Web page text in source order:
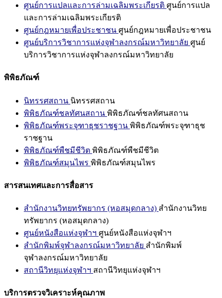
ศูนย์การแปลและการล่ามเฉลิมพระเกียรติ ศูนย์การแปล
และการล่ามเฉลิมพระเกียรติ
ศูนย์กฎหมายเพื่อประชาชน ศูนย์กฎหมายเพื่อประชาชน
ศูนย์บริการวิชาการแห่งจุฬาลงกรณ์มหาวิทยาลัย ศูนย์
บริการวิชาการแห่งจุฬาลงกรณ์มหาวิทยาลัย
พิพิธภัณฑ์
นิทรรศสถาน นิทรรศสถาน
พิพิธภัณฑ์ชลทัศนสถาน พิพิธภัณฑ์ชลทัศนสถาน
พิพิธภัณฑ์พระจุฑาธุชราชฐาน พิพิธภัณฑ์พระจุฑาธุช
ราชฐาน
พิพิธภัณฑ์พืชมีชีวิต พิพิธภัณฑ์พืชมีชีวิต
พิพิธภัณฑ์สมุนไพร พิพิธภัณฑ์สมุนไพร
สารสนเทศและการสื่อสาร
สำนักงานวิทยทรัพยากร (หอสมุดกลาง) สำนักงานวิทย
ทรัพยากร (หอสมุดกลาง)
ศูนย์หนังสือแห่งจุฬาฯ ศูนย์หนังสือแห่งจุฬาฯ
สำนักพิมพ์จุฬาลงกรณ์มหาวิทยาลัย สำนักพิมพ์
จุฬาลงกรณ์มหาวิทยาลัย
สถานีวิทยุแห่งจุฬาฯ สถานีวิทยุแห่งจุฬาฯ
บริการตรวจวิเคราะห์คุณภาพ